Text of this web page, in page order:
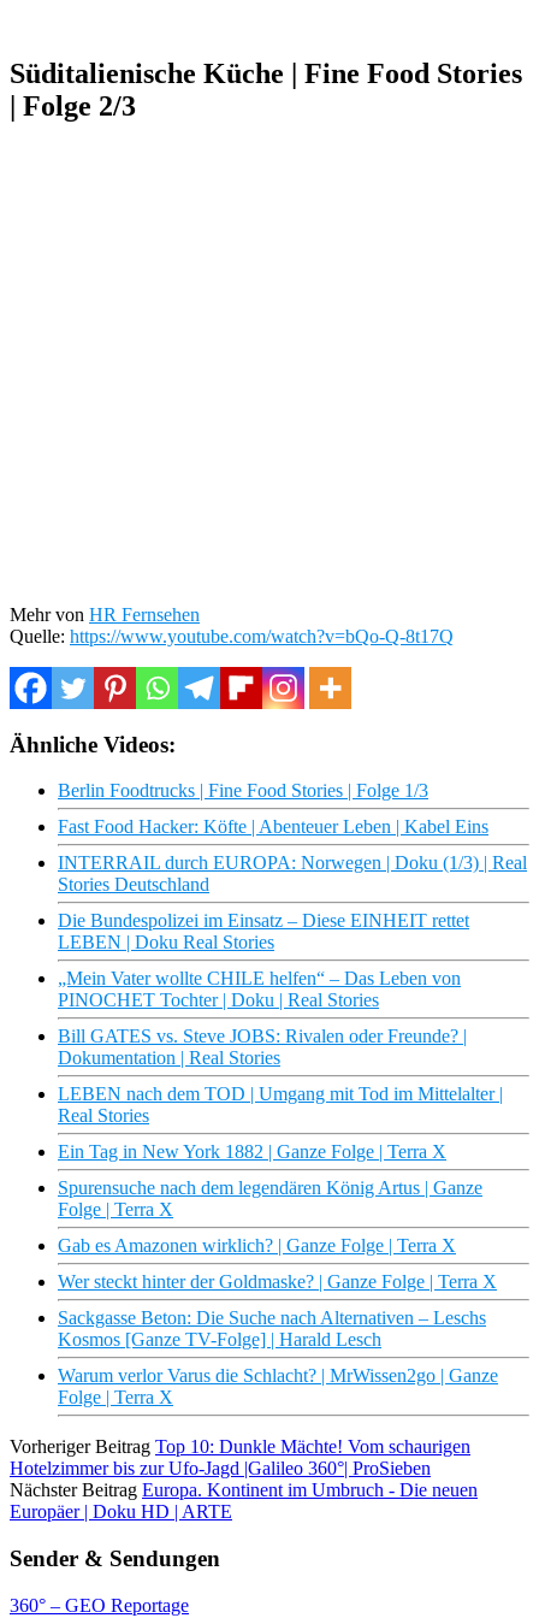
Süditalienische Küche | Fine Food Stories
| Folge 2/3
Mehr von HR Fernsehen
Quelle: https://www.youtube.com/watch?v=bQo-Q-8t17Q
Ähnliche Videos:
Berlin Foodtrucks | Fine Food Stories | Folge 1/3
Fast Food Hacker: Köfte | Abenteuer Leben | Kabel Eins
INTERRAIL durch EUROPA: Norwegen | Doku (1/3) | Real
Stories Deutschland
Die Bundespolizei im Einsatz – Diese EINHEIT rettet
LEBEN | Doku Real Stories
„Mein Vater wollte CHILE helfen“ – Das Leben von
PINOCHET Tochter | Doku | Real Stories
Bill GATES vs. Steve JOBS: Rivalen oder Freunde? |
Dokumentation | Real Stories
LEBEN nach dem TOD | Umgang mit Tod im Mittelalter |
Real Stories
Ein Tag in New York 1882 | Ganze Folge | Terra X
Spurensuche nach dem legendären König Artus | Ganze
Folge | Terra X
Gab es Amazonen wirklich? | Ganze Folge | Terra X
Wer steckt hinter der Goldmaske? | Ganze Folge | Terra X
Sackgasse Beton: Die Suche nach Alternativen – Leschs
Kosmos [Ganze TV-Folge] | Harald Lesch
Warum verlor Varus die Schlacht? | MrWissen2go | Ganze
Folge | Terra X
Vorheriger Beitrag Top 10: Dunkle Mächte! Vom schaurigen
Hotelzimmer bis zur Ufo-Jagd |Galileo 360°| ProSieben
Nächster Beitrag Europa. Kontinent im Umbruch - Die neuen
Europäer | Doku HD | ARTE
Sender & Sendungen
360° – GEO Reportage